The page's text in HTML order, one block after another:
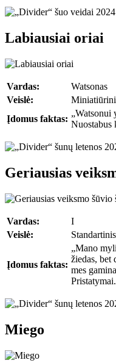
Labiausiai oriai
Vardas:
Watsonas
Veislė:
Įdomus faktas:
„Watsonui
Nuostabus
Geriausias
Vardas:
I
Veislė:
Įdomus faktas:
„Mano
žiedas, bet
mes
Miego